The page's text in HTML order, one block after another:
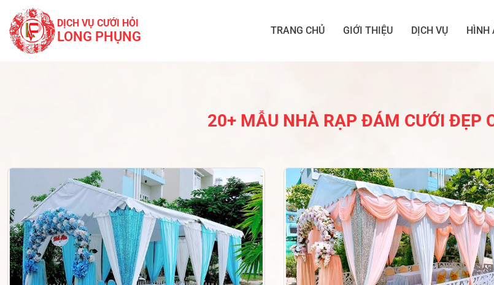
DỊCH VỤ CƯỚI HỎI
LONG PHỤNG TRANG CHỦ GIỚI THIỆU DỊCH VỤ HÌNH
20+ MẪU NHÀ RẠP ĐÁM CƯỚI ĐẸP